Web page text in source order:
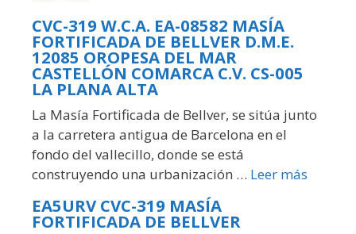
CVC-319 W.C.A. EA-08582 MASÍA
FORTIFICADA DE BELLVER D.M.E.
12085 OROPESA DEL MAR
CASTELLÓN COMARCA C.V. CS-005
LA PLANA ALTA
La Masía Fortificada de Bellver, se sitúa junto
a la carretera antigua de Barcelona en el
fondo del vallecillo, donde se está
construyendo una urbanización … Leer más
EA5URV CVC-319 MASÍA
FORTIFICADA DE BELLVER